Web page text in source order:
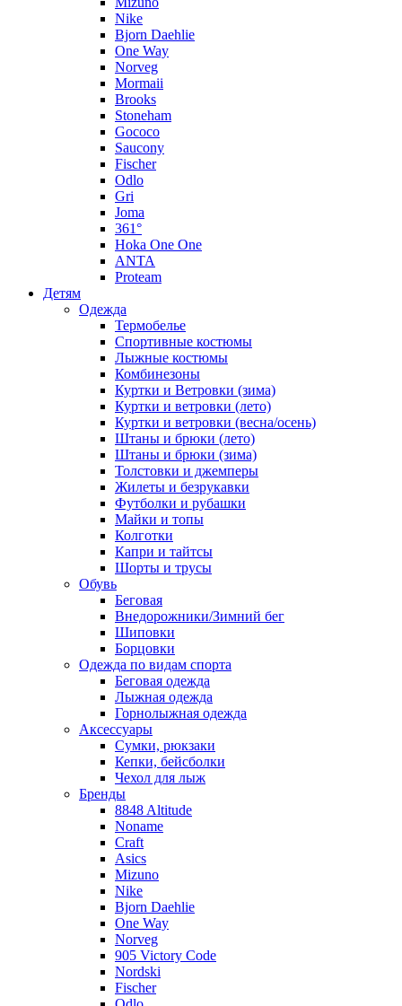
Nike
Bjorn Daehlie
One Way
Norveg
Mormaii
Brooks
Stoneham
Gococo
Saucony
Fischer
Odlo
Gri
Joma
361°
Hoka One One
ANTA
Proteam
Детям
Одежда
Термобелье
Спортивные костюмы
Лыжные костюмы
Комбинезоны
Куртки и Ветровки (зима)
Куртки и ветровки (лето)
Куртки и ветровки (весна/осень)
Штаны и брюки (лето)
Штаны и брюки (зима)
Толстовки и джемперы
Жилеты и безрукавки
Футболки и рубашки
Майки и топы
Колготки
Капри и тайтсы
Шорты и трусы
Обувь
Беговая
Внедорожники/Зимний бег
Шиповки
Борцовки
Одежда по видам спорта
Беговая одежда
Лыжная одежда
Горнолыжная одежда
Аксессуары
Сумки, рюкзаки
Кепки, бейсболки
Чехол для лыж
Бренды
8848 Altitude
Noname
Craft
Asics
Mizuno
Nike
Bjorn Daehlie
One Way
Norveg
905 Victory Code
Nordski
Fischer